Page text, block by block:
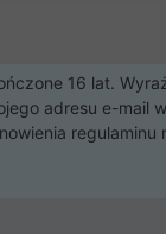
16 lat.
adresu e-mail
regulaminu